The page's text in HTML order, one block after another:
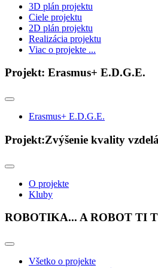
3D plán projektu
Ciele projektu
2D plán projektu
Realizácia projektu
Viac o projekte ...
Projekt: Erasmus+ E.D.G.E.
Erasmus+ E.D.G.E.
Projekt:Zvýšenie kvality
O projekte
Kluby
ROBOTIKA... A ROBOT TI
Všetko o projekte